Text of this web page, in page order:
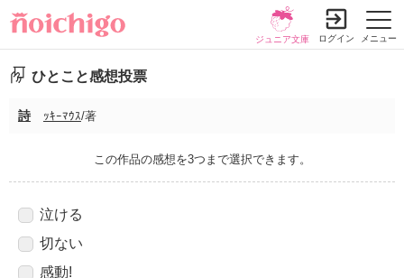
メニュー
ジュニア文庫 ログイン
ひとこと感想投票
詩 ｯｷｰﾏｳｽ/著
この作品の感想を3つまで選択できます。
泣ける
切ない
感動!